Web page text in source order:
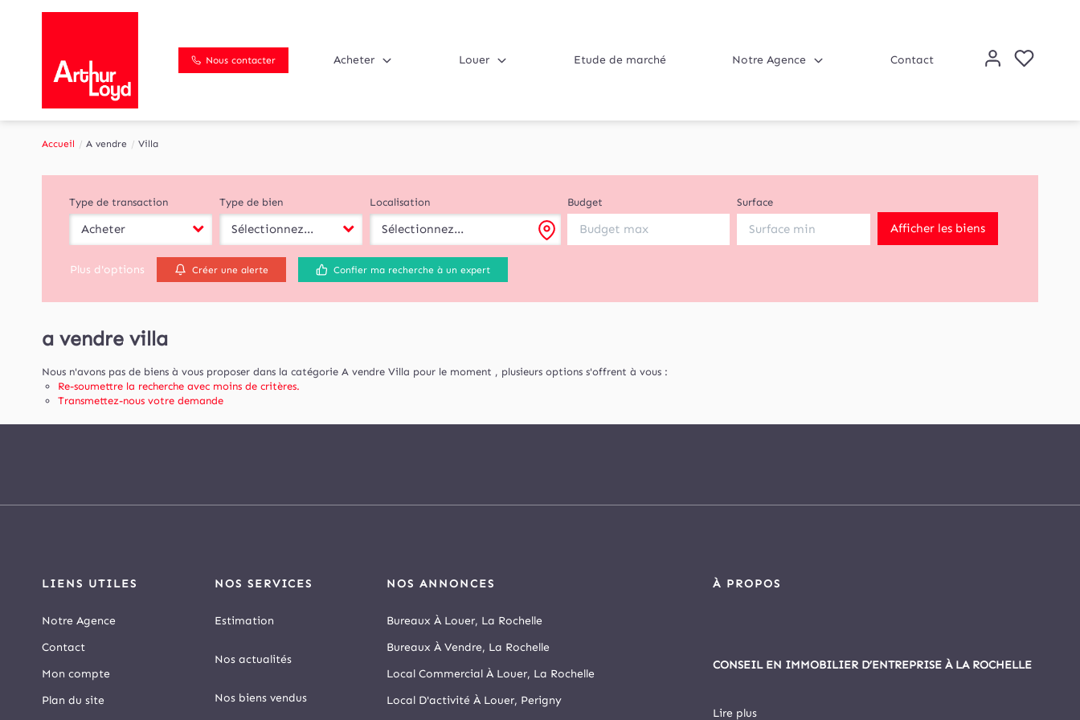
Nous contacter Acheter Louer Etude de marché Notre Agence Contact
Accueil A vendre Villa
Type de transaction
Acheter
Type de bien
Sélectionnez...
Localisation
Sélectionnez...
Budget Surface
Plus d'options Créer une alerte Confier ma recherche à un expert
a vendre villa
Nous n'avons pas de biens à vous proposer dans la catégorie A vendre Villa pour le moment , plusieurs options s'offrent à vous :
Re-soumettre la recherche avec moins de critères.
Transmettez-nous votre demande
LIENS UTILES
Notre Agence
Contact
Mon compte
Plan du site
NOS SERVICES
Estimation
Nos actualités
Nos biens vendus
NOS ANNONCES
Bureaux À Louer, La Rochelle
Bureaux À Vendre, La Rochelle
Local Commercial À Louer, La Rochelle
Local D'activité À Louer, Perigny
À PROPOS
CONSEIL EN IMMOBILIER D’ENTREPRISE À LA ROCHELLE
Lire plus